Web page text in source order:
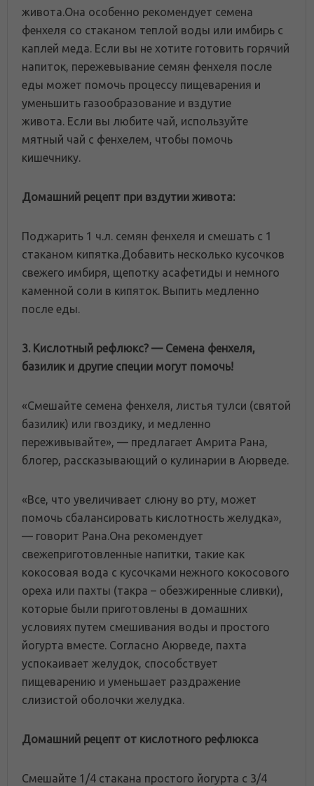
живота.Она особенно рекомендует семена
фенхеля со стаканом теплой воды или имбирь с
каплей меда. Если вы не хотите готовить горячий
напиток, пережевывание семян фенхеля после
еды может помочь процессу пищеварения и
уменьшить газообразование и вздутие
живота. Если вы любите чай, используйте
мятный чай с фенхелем, чтобы помочь
кишечнику.
Домашний рецепт при вздутии живота:
Поджарить 1 ч.л. семян фенхеля и смешать с 1
стаканом кипятка.Добавить несколько кусочков
свежего имбиря, щепотку асафетиды и немного
каменной соли в кипяток. Выпить медленно
после еды.
3. Кислотный рефлюкс? — Семена фенхеля,
базилик и другие специи могут помочь!
«Смешайте семена фенхеля, листья тулси (святой
базилик) или гвоздику, и медленно
переживывайте», — предлагает Амрита Рана,
блогер, рассказывающий о кулинарии в Аюрведе.
«Все, что увеличивает слюну во рту, может
помочь сбалансировать кислотность желудка»,
— говорит Рана.Она рекомендует
свежеприготовленные напитки, такие как
кокосовая вода с кусочками нежного кокосового
ореха или пахты (такра – обезжиренные сливки),
которые были приготовлены в домашних
условиях путем смешивания воды и простого
йогурта вместе. Согласно Аюрведе, пахта
успокаивает желудок, способствует
пищеварению и уменьшает раздражение
слизистой оболочки желудка.
Домашний рецепт от кислотного рефлюкса
Смешайте 1/4 стакана простого йогурта с 3/4